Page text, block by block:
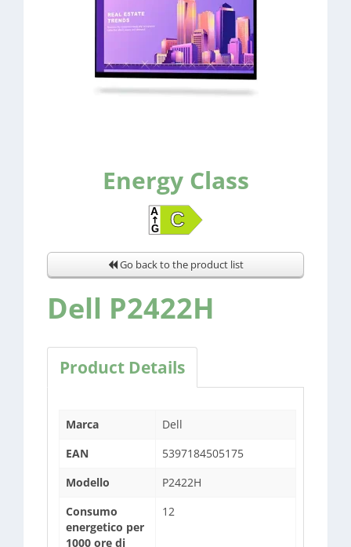
Energy Class
Go back to the product list
Dell P2422H
Product Details
Marca
Dell
EAN
5397184505175
Modello
P2422H
Consumo
energetico per
1000 ore di
12